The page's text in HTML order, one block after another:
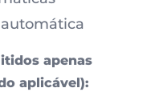
automática
apenas
aplicável):